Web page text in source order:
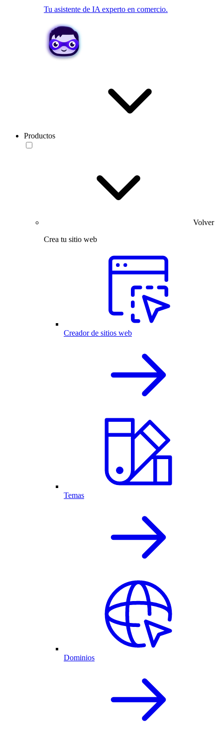
Tu asistente de IA experto en comercio.
Productos
Volver
Crea tu sitio web
Creador de sitios web
Temas
Dominios